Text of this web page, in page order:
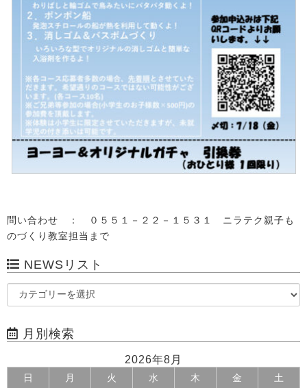
問い合わせ ： ０５５１－２２－１５３１ ニラテク親子も
のづくり教室担当まで
NEWSリスト
月別検索
2026年8月
日 月 火 水 木 金 土